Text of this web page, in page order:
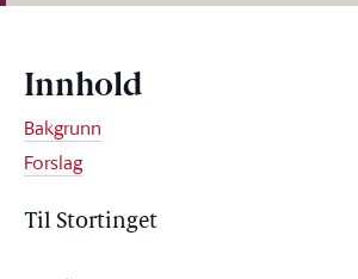
Innhold
Bakgrunn
Forslag
Til Stortinget